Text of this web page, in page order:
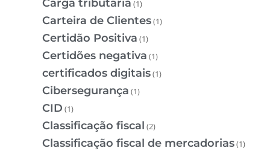
Carga tributária (1)
Carteira de Clientes(1)
Certidão Positiva (1)
Certidões negativa (1)
certificados digitais(1)
Cibersegurança (1)
CID (1)
Classificação fiscal (2)
Classificação fiscal de mercadorias(1)